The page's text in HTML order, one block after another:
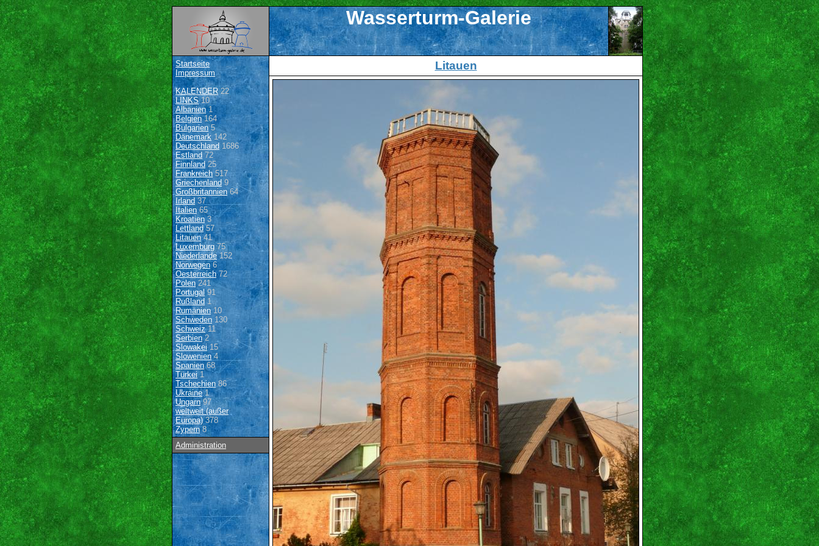
Wasserturm-Galerie
Startseite
Impressum
KALENDER22
LINKS10
Albanien1
Belgien164
Bulgarien 5
Dänemark142
Deutschland 1686
Estland 72
Finnland 25
Frankreich517
Griechenland9
Großbritannien64
Irland 37
Italien65
Kroatien3
Lettland57
Litauen41
Luxemburg 75
Niederlande152
Norwegen6
Oesterreich72
Polen 241
Portugal91
Rußland 1
Rumänien10
Schweden 130
Schweiz11
Serbien2
Slowakei15
Slowenien4
Spanien68
Türkei1
Tschechien 86
Ukraine1
Ungarn97
weltweit (außer
Europa)378
Zypern8
Administration
Litauen